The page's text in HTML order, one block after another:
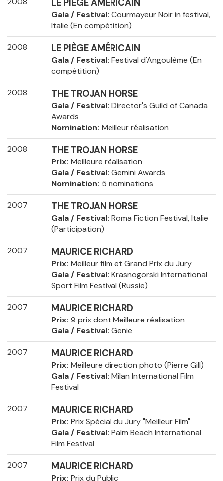
LE PIÈGE AMÉRICAIN
Gala / Festival Courmayeur Noir in festival,
Italie (En compétition)
2008 LE PIÈGE AMÉRICAIN
Gala / Festival Festival d'Angoulême (En
compétition)
2008 THE TROJAN HORSE
Gala / Festival Director's Guild of Canada
Awards
Nomination Meilleur réalisation
2008 THE TROJAN HORSE
Prix Meilleure réalisation
Gala / Festival Gemini Awards
Nomination 5 nominations
2007 THE TROJAN HORSE
Gala / Festival Roma Fiction Festival, Italie
(Participation)
2007 MAURICE RICHARD
Prix Meilleur film et Grand Prix du Jury
Gala / Festival Krasnogorski International
Sport Film Festival (Russie)
2007 MAURICE RICHARD
Prix 9 prix dont Meilleure réalisation
Gala / Festival Genie
2007 MAURICE RICHARD
Prix Meilleure direction photo (Pierre Gill)
Gala / Festival Milan International Film
Festival
2007 MAURICE RICHARD
Prix Prix Spécial du Jury "Meilleur Film"
Gala / Festival Palm Beach International
Film Festival
2007 MAURICE RICHARD
Prix Prix du Public